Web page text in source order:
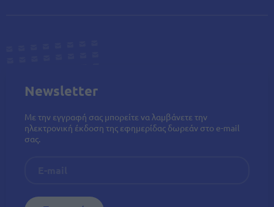
Newsletter
Με την εγγραφή σας μπορείτε να λαμβάνετε την
ηλεκτρονική έκδοση της εφημερίδας δωρεάν στο e-mail
σας.